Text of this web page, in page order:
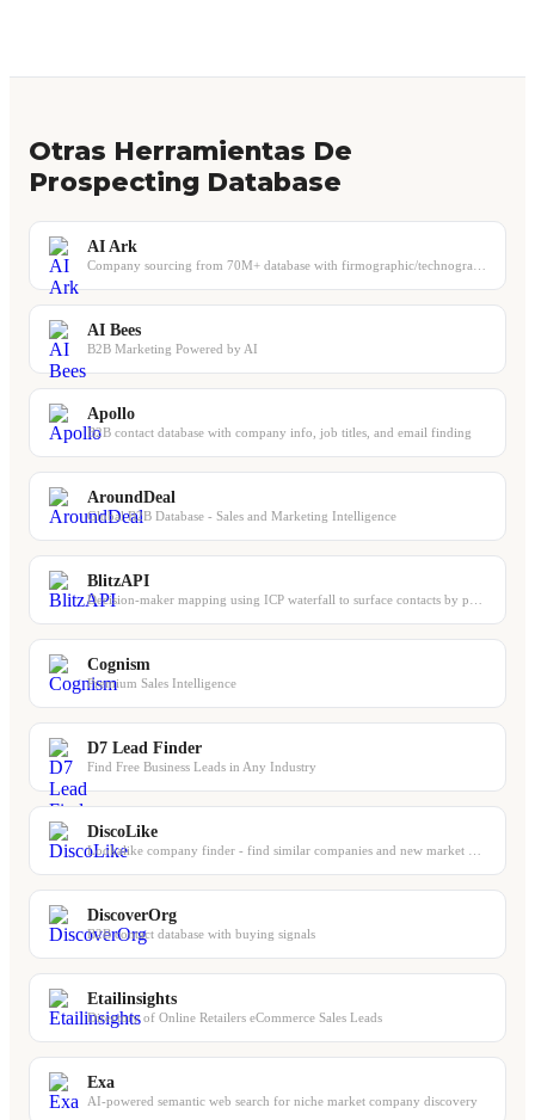
Otras Herramientas De
Prospecting Database
AI Ark
AI Bees
B2B Marketing Powered by AI
Apollo
B2B contact database with company info, job titles, and email finding
AroundDeal
Global B2B Database - Sales and Marketing Intelligence
BlitzAPI
Cognism
Premium Sales Intelligence
D7 Lead Finder
Find Free Business Leads in Any Industry
DiscoLike
DiscoverOrg
B2B contact database with buying signals
Etailinsights
Directory of Online Retailers eCommerce Sales Leads
Exa
AI-powered semantic web search for niche market company discovery